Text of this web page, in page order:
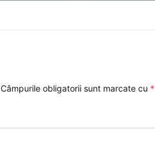
Câmpurile obligatorii sunt marcate cu *